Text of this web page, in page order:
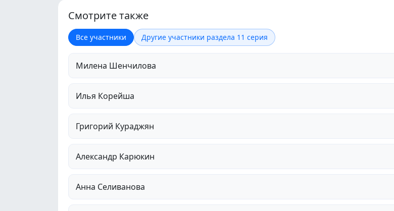
Смотрите также
Все участники Другие участники раздела 11 серия
Милена Шенчилова
Илья Корейша
Григорий Кураджян
Александр Карюкин
Анна Селиванова